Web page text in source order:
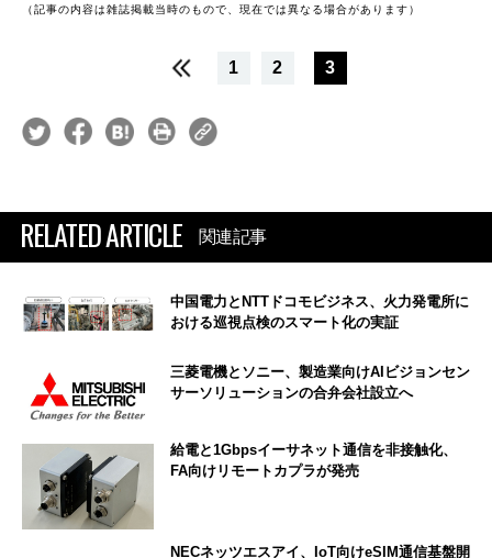
（記事の内容は雑誌掲載当時のもので、現在では異なる場合があります）
1 2 3
RELATED ARTICLE 関連記事
中国電力とNTTドコモビジネス、火力発電所に
おける巡視点検のスマート化の実証
三菱電機とソニー、製造業向けAIビジョンセン
サーソリューションの合弁会社設立へ
給電と1Gbpsイーサネット通信を非接触化、
FA向けリモートカプラが発売
NECネッツエスアイ、IoT向けeSIM通信基盤開